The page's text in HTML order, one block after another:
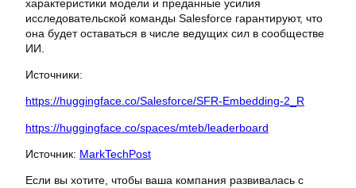
характеристики модели и преданные усилия
исследовательской команды Salesforce гарантируют, что
она будет оставаться в числе ведущих сил в сообществе
ИИ.
Источники:
https://huggingface.co/Salesforce/SFR-Embedding-2_R
https://huggingface.co/spaces/mteb/leaderboard
Источник: MarkTechPost
Если вы хотите, чтобы ваша компания развивалась с